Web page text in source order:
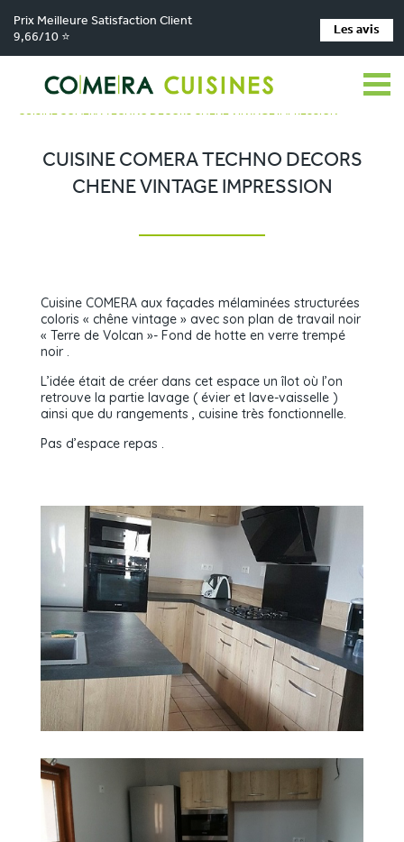
Prix Meilleure Satisfaction Client
9,66/10 ⭐
Les avis
Comera Cuisines > Nos magasins de cuisine > Cuisiniste Bourbon-Lancy >
Réalisations >
CUISINE COMERA TECHNO DECORS CHENE VINTAGE IMPRESSION
CUISINE COMERA TECHNO DECORS
CHENE VINTAGE IMPRESSION
Cuisine COMERA aux façades mélaminées structurées
coloris « chêne vintage » avec son plan de travail noir
« Terre de Volcan »- Fond de hotte en verre trempé
noir .
L’idée était de créer dans cet espace un îlot où l’on
retrouve la partie lavage ( évier et lave-vaisselle )
ainsi que du rangements , cuisine très fonctionnelle.
Pas d’espace repas .